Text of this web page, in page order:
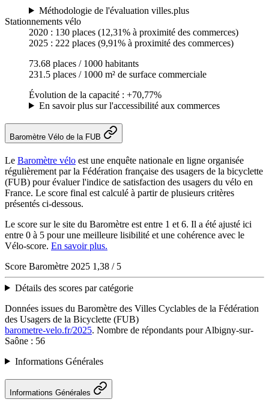
Méthodologie de l'évaluation villes.plus
Stationnements vélo
2020 : 130 places (12,31% à proximité des commerces)
2025 : 222 places (9,91% à proximité des commerces)
73.68 places / 1000 habitants
231.5 places / 1000 m² de surface commerciale
Évolution de la capacité : +70,77%
En savoir plus sur l'accessibilité aux commerces
Baromètre Vélo de la FUB
Le Baromètre vélo est une enquête nationale en ligne organisée
régulièrement par la Fédération française des usagers de la bicyclette
(FUB) pour évaluer l'indice de satisfaction des usagers du vélo en
France. Le score final est calculé à partir de plusieurs critères
présentés ci-dessous.
Le score sur le site du Baromètre est entre 1 et 6. Il a été ajusté ici
entre 0 à 5 pour une meilleure lisibilité et une cohérence avec le
Vélo-score. En savoir plus.
Score Baromètre 2025 1,38 / 5
Détails des scores par catégorie
Données issues du Baromètre des Villes Cyclables de la Fédération
des Usagers de la Bicyclette (FUB)
barometre-velo.fr/2025. Nombre de répondants pour Albigny-sur-
Saône : 56
Informations Générales
Informations Générales